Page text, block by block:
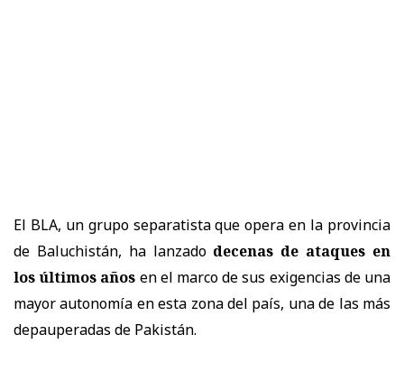
El BLA, un grupo separatista que opera en la provincia
de Baluchistán, ha lanzado decenas de ataques en
los últimos años en el marco de sus exigencias de una
mayor autonomía en esta zona del país, una de las más
depauperadas de Pakistán.